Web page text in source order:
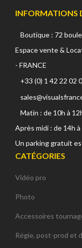
INFORMATIONS
Boutique : 72
Espace vente &
- FRANCE
+33 (0) 1 42 22 02
Matin : de 10h à
Après midi : de 14h
Un parking gratuit
CATÉGORIES
Vidéo pro
Photo
Accessoires
Régie, post-prod et